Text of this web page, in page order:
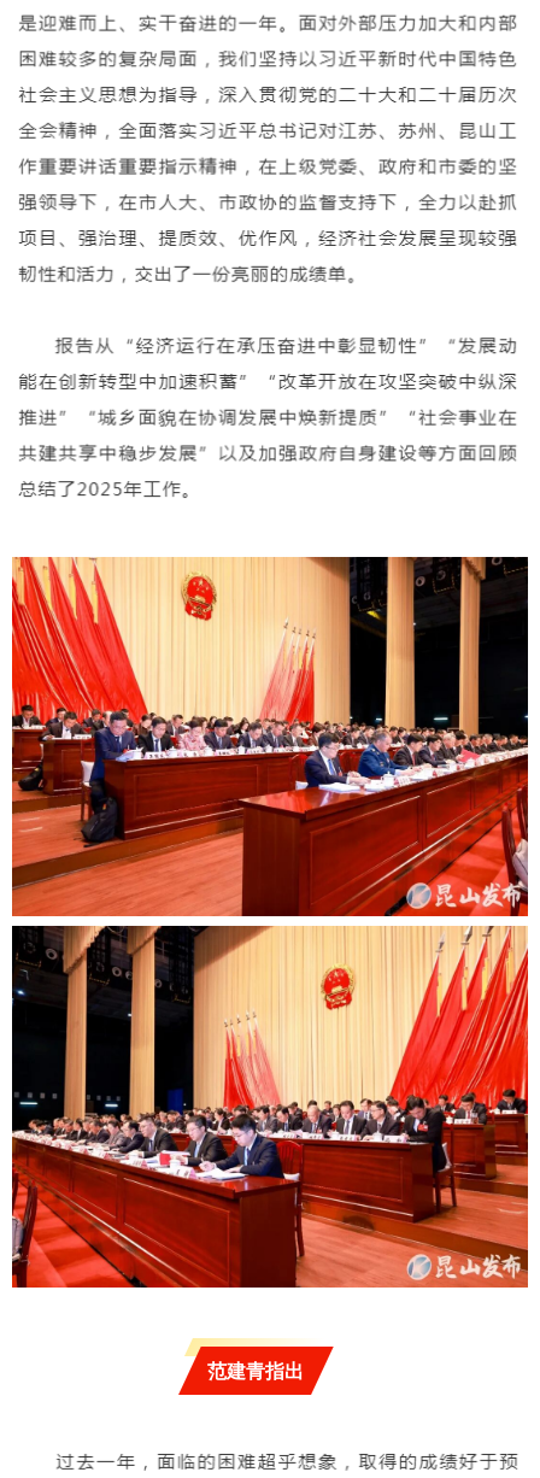
范建青指出